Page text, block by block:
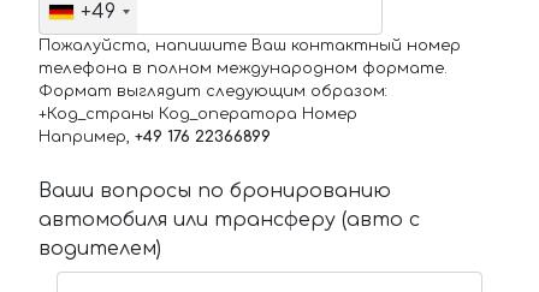
+49
Пожалуйста, напишите Ваш контактный номер
телефона в полном международном формате.
Формат выглядит следующим образом:
+Код_страны Код_оператора Номер
Например, +49 176 22366899
Ваши вопросы по бронированию
автомобиля или трансферу (авто с
водителем)